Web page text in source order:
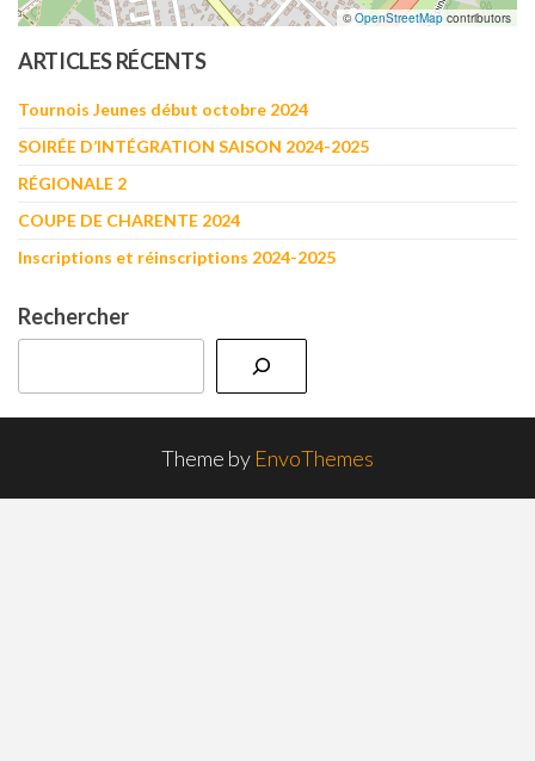
©OpenStreetMap contributors
ARTICLES RÉCENTS
Tournois Jeunes début octobre 2024
SOIRÉE D’INTÉGRATION SAISON 2024-2025
RÉGIONALE 2
COUPE DE CHARENTE 2024
Inscriptions et réinscriptions 2024-2025
Rechercher
Theme by EnvoThemes